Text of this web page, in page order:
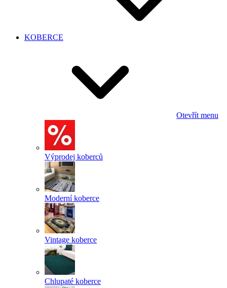
KOBERCE
Otevřít menu
Výprodej koberců
Moderní koberce
Vintage koberce
Chlupaté koberce